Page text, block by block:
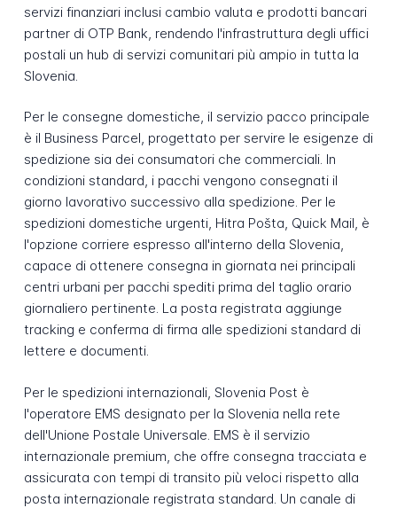
servizi finanziari inclusi cambio valuta e prodotti bancari
partner di OTP Bank, rendendo l'infrastruttura degli uffici
postali un hub di servizi comunitari più ampio in tutta la
Slovenia.
Per le consegne domestiche, il servizio pacco principale
è il Business Parcel, progettato per servire le esigenze di
spedizione sia dei consumatori che commerciali. In
condizioni standard, i pacchi vengono consegnati il
giorno lavorativo successivo alla spedizione. Per le
spedizioni domestiche urgenti, Hitra Pošta, Quick Mail, è
l'opzione corriere espresso all'interno della Slovenia,
capace di ottenere consegna in giornata nei principali
centri urbani per pacchi spediti prima del taglio orario
giornaliero pertinente. La posta registrata aggiunge
tracking e conferma di firma alle spedizioni standard di
lettere e documenti.
Per le spedizioni internazionali, Slovenia Post è
l'operatore EMS designato per la Slovenia nella rete
dell'Unione Postale Universale. EMS è il servizio
internazionale premium, che offre consegna tracciata e
assicurata con tempi di transito più veloci rispetto alla
posta internazionale registrata standard. Un canale di